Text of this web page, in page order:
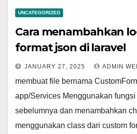
UNCATEGORIZED
Cara menambahkan
format json di laravel
JANUARY 27, 2025 ADMIN
membuat file bernama
app/Services Menggunakan
sebelumnya dan menambahkan
menggunakan class dari custom